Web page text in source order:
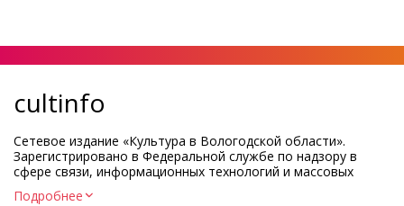
cultinfo
Сетевое издание «Культура в Вологодской области».
Зарегистрировано в Федеральной службе по надзору в
сфере связи, информационных технологий и массовых
Регистрационный номер и дата принятия решения о
Подробнее